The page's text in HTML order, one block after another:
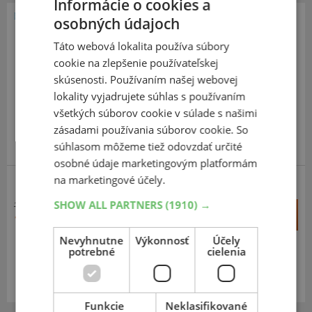
Falken
Eurowinter VAN01
225 70 R15
112/110R
C,FR
JAPONSKÁ KVALITA
123,12 €
120,50 €
SKLADOM Expedujeme do 3-8 prac. dní
Na predajni v Bratislave do 3-8 prac. dní.
Centrálny sklad ČR 20 ks.
Informácie o cookies a
osobných údajoch
Táto webová lokalita používa súbory
cookie na zlepšenie používateľskej
skúsenosti. Používaním našej webovej
lokality vyjadrujete súhlas s používaním
všetkých súborov cookie v súlade s našimi
zásadami používania súborov cookie. So
súhlasom môžeme tiež odovzdať určité
osobné údaje marketingovým platformám
na marketingové účely.
SHOW ALL PARTNERS(1910) →
Nevyhnutne
potrebné
Výkonnosť
Účely
cielenia
Funkcie Neklasifikované